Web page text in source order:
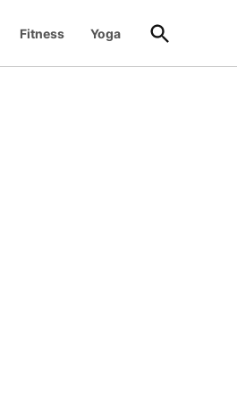
Fitness Yoga
Open
Search